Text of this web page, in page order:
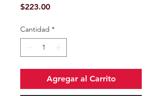
$223.00Precio
Cantidad *
Agregar al Carrito